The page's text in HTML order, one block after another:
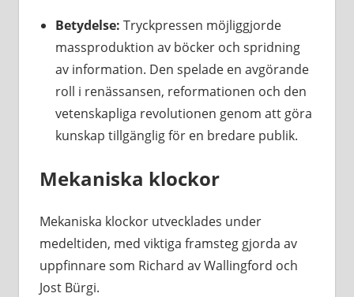
Betydelse: Tryckpressen möjliggjorde
massproduktion av böcker och spridning
av information. Den spelade en avgörande
roll i renässansen, reformationen och den
vetenskapliga revolutionen genom att göra
kunskap tillgänglig för en bredare publik.
Mekaniska klockor
Mekaniska klockor utvecklades under
medeltiden, med viktiga framsteg gjorda av
uppfinnare som Richard av Wallingford och
Jost Bürgi.